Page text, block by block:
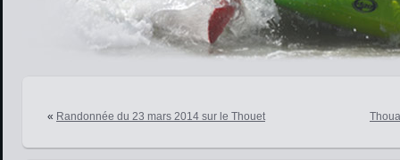
« Randonnée du 23 mars 2014 sur le Thouet